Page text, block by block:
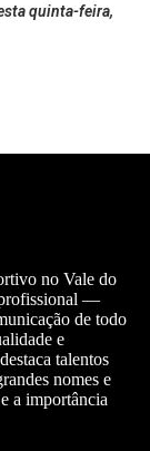
quinta-feira,
no Vale do
profissional —
de todo
e
talentos
nomes e
a importância